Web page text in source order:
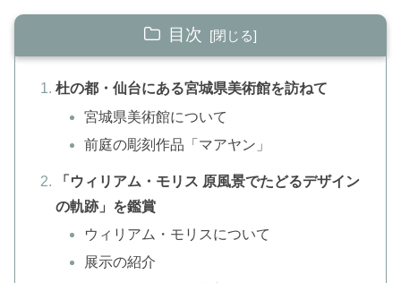
目次
杜の都・仙台にある宮城県美術館を訪ねて
宮城県美術館について
前庭の彫刻作品「マアヤン」
「ウィリアム・モリス 原風景でたどるデザイン
の軌跡」を鑑賞
ウィリアム・モリスについて
展示の紹介